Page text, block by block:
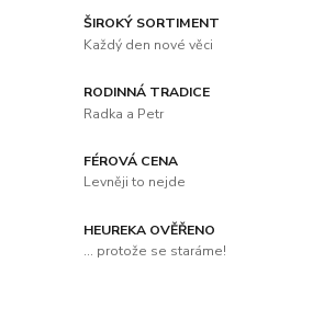
ŠIROKÝ SORTIMENT
Každý den nové věci
RODINNÁ TRADICE
Radka a Petr
FÉROVÁ CENA
Levněji to nejde
HEUREKA OVĚŘENO
... protože se staráme!